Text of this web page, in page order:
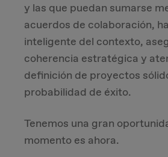
y las que puedan sumarse
acuerdos de colaboración,
inteligente del contexto,
coherencia estratégica y
definición de proyectos
probabilidad de éxito.
Tenemos una gran
momento es ahora.